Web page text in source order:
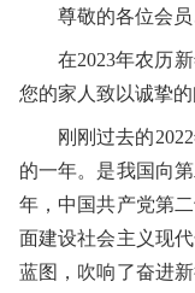
尊敬的各位会
在2023年农历
您的家人致以诚挚
刚刚过去的
的一年。是我国向
年，中国共产党第
面建设社会主义现
蓝图，吹响了奋进